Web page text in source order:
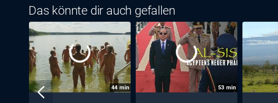
Das könnte dir auch gefallen
44min 53 min